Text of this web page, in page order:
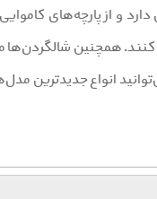
و از پارچه‌های
کنند. همچنین
انواع جدیدترین